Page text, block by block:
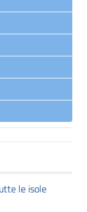
le isole